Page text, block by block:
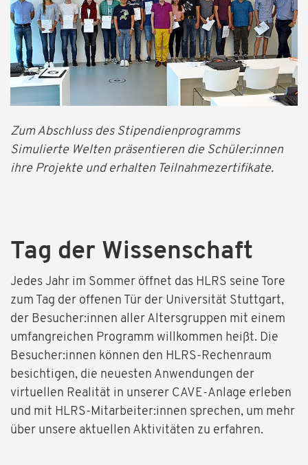
Zum Abschluss des Stipendienprogramms
Simulierte Welten präsentieren die Schüler:innen
ihre Projekte und erhalten Teilnahmezertifikate.
Tag der Wissenschaft
Jedes Jahr im Sommer öffnet das HLRS seine Tore
zum Tag der offenen Tür der Universität Stuttgart,
der Besucher:innen aller Altersgruppen mit einem
umfangreichen Programm willkommen heißt. Die
Besucher:innen können den HLRS-Rechenraum
besichtigen, die neuesten Anwendungen der
virtuellen Realität in unserer CAVE-Anlage erleben
und mit HLRS-Mitarbeiter:innen sprechen, um mehr
über unsere aktuellen Aktivitäten zu erfahren.